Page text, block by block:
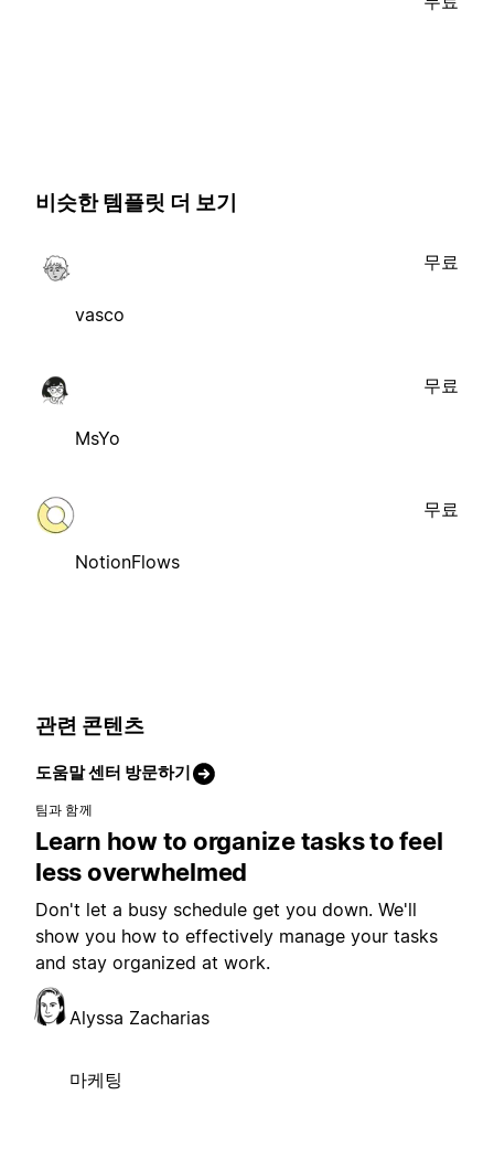
비슷한 템플릿 더 보기
vasco
무료
MsYo
무료
NotionFlows
무료
관련 콘텐츠
도움말 센터 방문하기
팀과 함께
Learn how to organize tasks to feel
less overwhelmed
Don't let a busy schedule get you down. We'll
show you how to effectively manage your tasks
and stay organized at work.
Alyssa Zacharias
마케팅